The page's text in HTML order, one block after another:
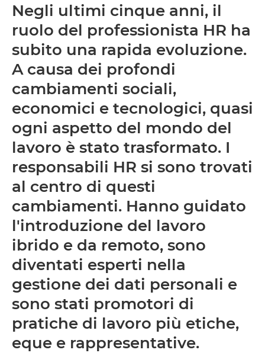
Negli ultimi cinque anni, il
ruolo del professionista HR ha
subito una rapida evoluzione.
A causa dei profondi
cambiamenti sociali,
economici e tecnologici, quasi
ogni aspetto del mondo del
lavoro è stato trasformato. I
responsabili HR si sono trovati
al centro di questi
cambiamenti. Hanno guidato
l'introduzione del lavoro
ibrido e da remoto, sono
diventati esperti nella
gestione dei dati personali e
sono stati promotori di
pratiche di lavoro più etiche,
eque e rappresentative.